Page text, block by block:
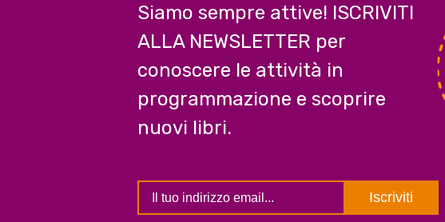
Siamo sempre attive! ISCRIVITI
ALLA NEWSLETTER per
conoscere le attività in
programmazione e scoprire
nuovi libri.